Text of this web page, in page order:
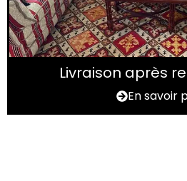
Livraison après
En savoir